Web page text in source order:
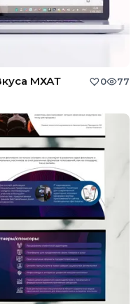
МХАТ 0 77